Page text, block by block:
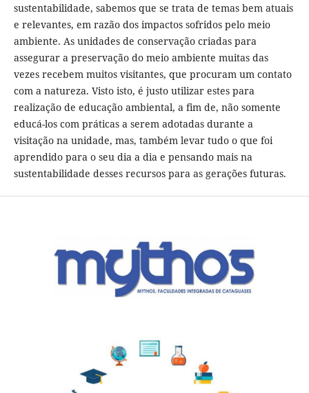
sustentabilidade, sabemos que se trata de temas bem atuais
e relevantes, em razão dos impactos sofridos pelo meio
ambiente. As unidades de conservação criadas para
assegurar a preservação do meio ambiente muitas das
vezes recebem muitos visitantes, que procuram um contato
com a natureza. Visto isto, é justo utilizar estes para
realização de educação ambiental, a fim de, não somente
educá-los com práticas a serem adotadas durante a
visitação na unidade, mas, também levar tudo o que foi
aprendido para o seu dia a dia e pensando mais na
sustentabilidade desses recursos para as gerações futuras.